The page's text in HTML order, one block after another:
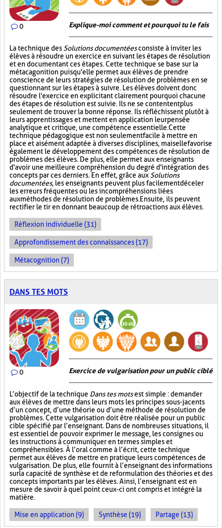
0 Explique-moi comment et pourquoi tu le fais
La technique des Solutions documentéesconsiste à inviter les
élèves à résoudre un exercice en suivant les étapes de résolution
et en documentant ces étapes. Cette technique se base sur la
métacagonition puisqu'elle permet aux élèves de prendre
conscience de leurs stratégies de résolution de problèmes en se
questionnant sur les étapes à suivre. Les élèves doivent donc
résoudre l'exercice en explicitant clairement pourquoi chacune
des étapes de résolution est suivie. Ils ne se contentent plus
seulement de trouver la bonne réponse. Ils réfléchissent plutôt à
leurs apprentissages et mettent en application leur pensée
analytique et critique, une compétence essentielle. Cette
technique pédagogique est non seulement facile à mettre en
place et aisément adaptée à diverses disciplines, mais elle favorise
également le développement des compétences de résolution de
problèmes des élèves. De plus, elle permet aux enseignants
d'avoir une meilleure compréhension du degré d'intégration des
concepts par ces derniers. En effet, grâce aux Solutions
documentées, les enseignants peuvent plus facilement déceler
les erreurs fréquentes ou les incompréhensions liées
aux méthodes de résolution de problèmes. Ensuite, ils peuvent
rectifier le tir en donnant beaucoup de rétroactions aux élèves.
Réflexion individuelle (31)
Approfondissement des connaissances (17)
Métacognition (7)
DANS TES MOTS
0 Exercice de vulgarisation pour un public ciblé
L’objectif de la technique Dans tes motsest simple : demander
aux élèves de mettre dans leurs mots les principes sous-jacents
d’un concept, d’une théorie ou d’une méthode de résolution de
problèmes. Cette vulgarisation doit être réalisée pour un public
cible spécifié par l’enseignant. Dans de nombreuses situations, il
est essentiel de pouvoir exprimer le message, les consignes ou
les instructions à communiquer en termes simples et
compréhensibles. À l’oral comme à l’écrit, cette technique
permet aux élèves de mettre en pratique leurs compétences de
vulgarisation. De plus, elle fournit à l’enseignant des informations
sur la capacité de synthèse et de reformulation des théories et des
concepts importants par les élèves. Ainsi, l’enseignant est en
mesure de savoir à quel point ceux-ci ont compris et intégré la
matière.
Mise en application (9) Synthèse (19) Partage (13)